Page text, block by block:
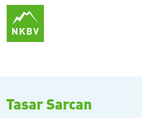
Tasar Sarcan